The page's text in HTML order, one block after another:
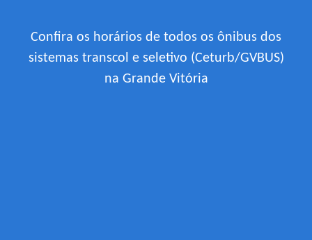
Confira os horários de todos os ônibus dos
sistemas transcol e seletivo (Ceturb/GVBUS)
na Grande Vitória